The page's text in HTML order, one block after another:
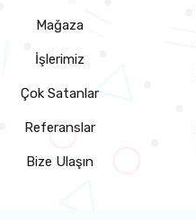
Mağaza
İşlerimiz
Çok Satanlar
Referanslar
Bize Ulaşın